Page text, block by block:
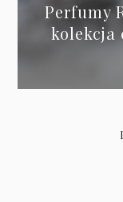
Perfumy
kolekcja